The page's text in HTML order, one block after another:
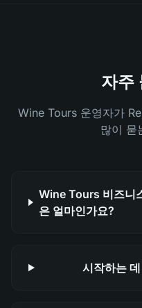
자주
Wine Tours 운영자가
많이 묻
Wine Tours 비즈니
은 얼마인가요?
시작하는